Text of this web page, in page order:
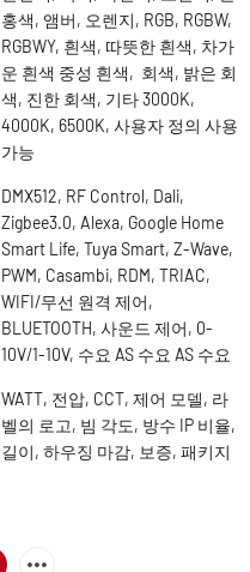
홍색, 앰버, 오렌지, RGB, RGBW,
RGBWY, 흰색, 따뜻한 흰색, 차가
운 흰색 중성 흰색, 회색, 밝은 회
색, 진한 회색, 기타 3000K,
4000K, 6500K, 사용자 정의 사용
가능
DMX512, RF Control, Dali,
Zigbee3.0, Alexa, Google Home
Smart Life, Tuya Smart, Z-Wave,
PWM, Casambi, RDM, TRIAC,
WIFI/무선 원격 제어,
BLUETOOTH, 사운드 제어, 0-
10V/1-10V, 수요 AS 수요 AS 수요
WATT, 전압, CCT, 제어 모델, 라
벨의 로고, 빔 각도, 방수 IP 비율,
길이, 하우징 마감, 보증, 패키지